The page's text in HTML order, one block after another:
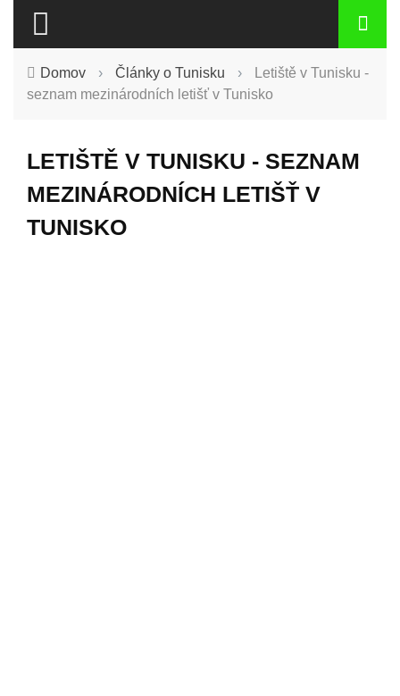
Domov › Články o Tunisku ›
Letiště v Tunisku -
seznam mezinárodních letišť v Tunisko
LETIŠTĚ V TUNISKU - SEZNAM
MEZINÁRODNÍCH LETIŠŤ V
TUNISKO